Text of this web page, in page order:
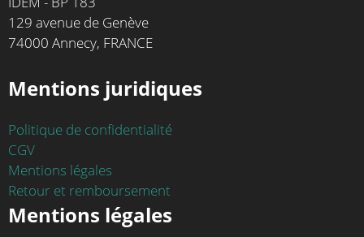
129 avenue de Genève
74000 Annecy, FRANCE
Mentions juridiques
Politique de confidentialité
CGV
Mentions légales
Retour et remboursement
Mentions légales